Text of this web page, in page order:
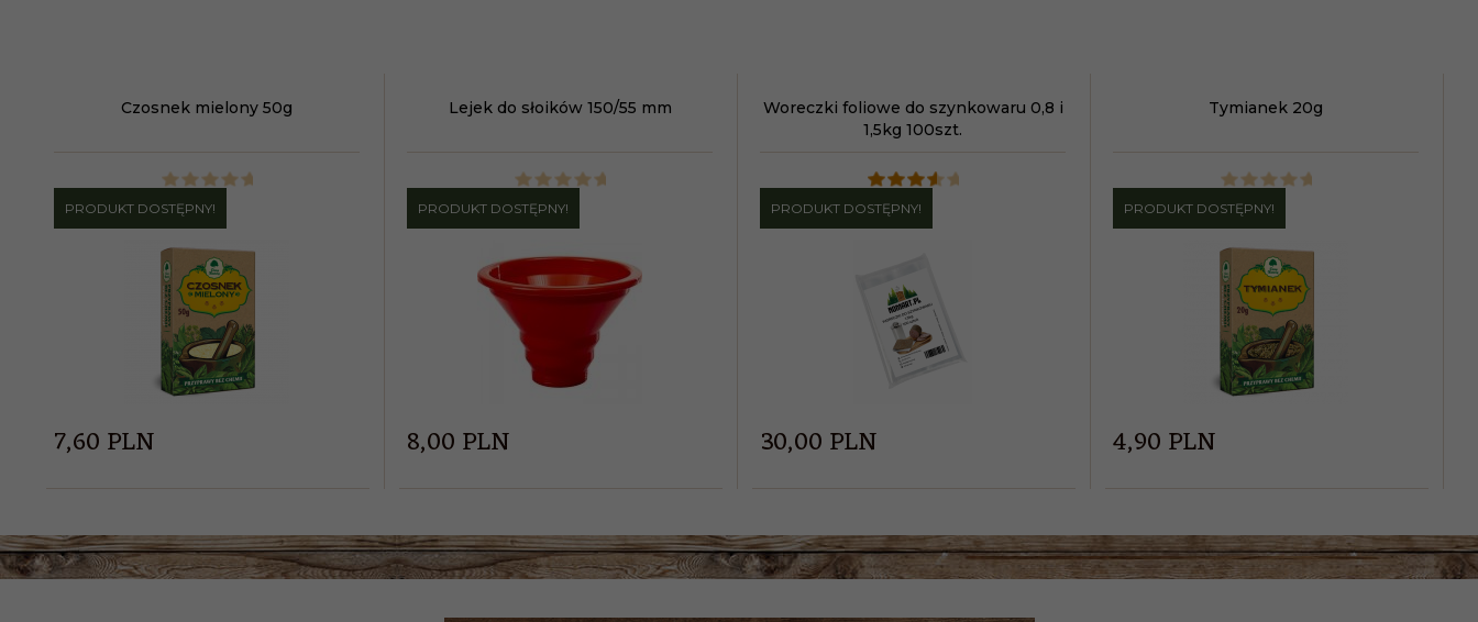
Czosnek mielony 50g
PRODUKT DOSTĘPNY!
7,60PLN
Lejek do słoików 150/55 mm
PRODUKT DOSTĘPNY!
8,00PLN
Woreczki foliowe do szynkowaru 0,8 i
1,5kg 100szt.
PRODUKT DOSTĘPNY!
30,00PLN
Tymianek 20g
PRODUKT DOSTĘPNY!
4,90PLN